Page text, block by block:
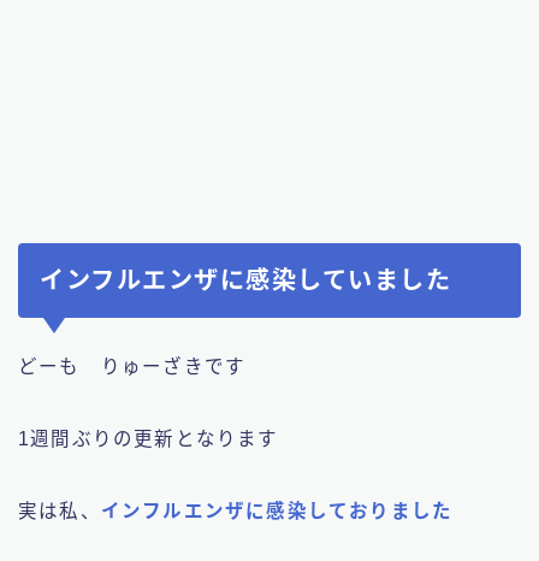
インフルエンザに感染していました
どーも りゅーざきです
1週間ぶりの更新となります
実は私、 インフルエンザに感染しておりました